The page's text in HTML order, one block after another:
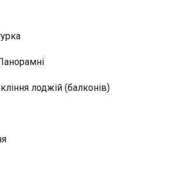
лоджій (балконів)